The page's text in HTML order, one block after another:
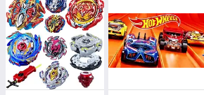
цінами.
Перейти до каталогу